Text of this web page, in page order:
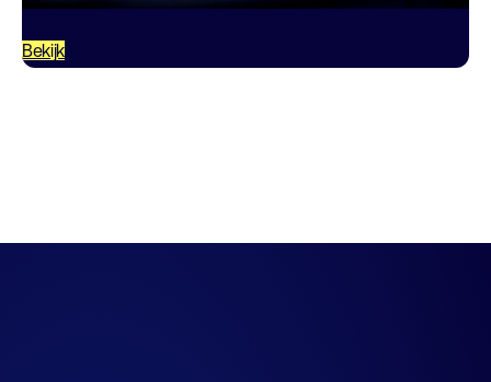
Onderdelen die van kritisch belang zijn voor uw
bedrijfsprocessen.…
Bekijk